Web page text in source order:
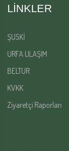
LINKLER
ŞUSKİ
URFA ULAŞIM
BELTUR
KVKK
Ziyaretçi Raporları